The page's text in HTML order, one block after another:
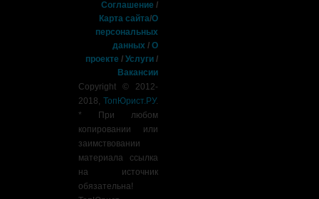
Соглашение /
Карта сайта/О
персональных
данных /О
проекте /Услуги /
Вакансии
Copyright © 2012-
2018,ТопЮрист.РУ.
* При любом
копировании или
заимствовании
материала ссылка
на источник
обязательна!